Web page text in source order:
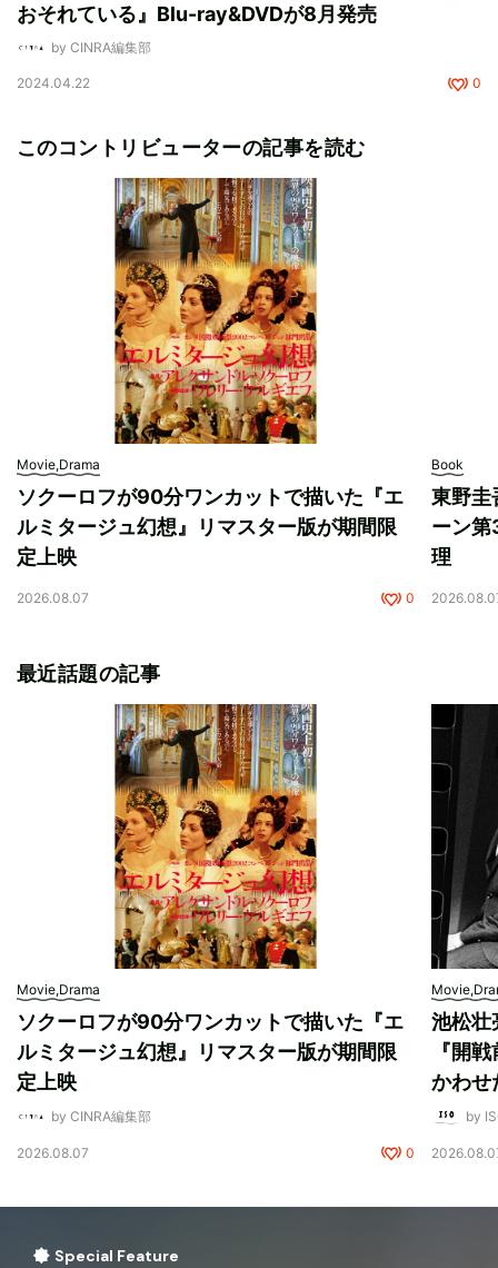
おそれている』Blu-ray&DVDが8月発売
by CINRA編集部
2024.04.22 0
このコントリビューターの記事を読む
Movie,Drama
ソクーロフが90分ワンカットで描いた『エ
ルミタージュ幻想』リマスター版が期間限
定上映
2026.08.07 0
Book
東野圭
ーン第
理
最近話題の記事
Movie,Drama
ソクーロフが90分ワンカットで描いた『エ
ルミタージュ幻想』リマスター版が期間限
定上映
by CINRA編集部
2026.08.07 0
池松壮
『開
かわせ
by
Special Feature